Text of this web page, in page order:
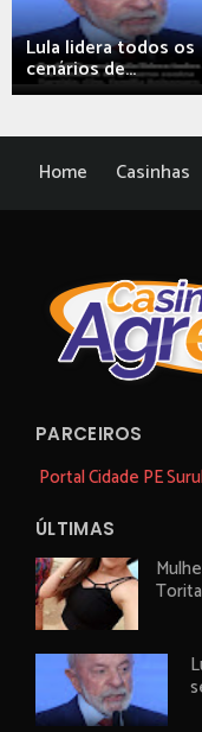
Lula lidera todos os
cenários de...
Home Casinhas
PARCEIROS
Portal Cidade PE
ÚLTIMAS